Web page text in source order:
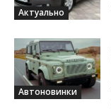
Актуально
Автоновинки